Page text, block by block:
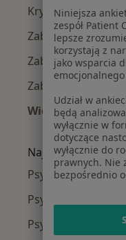
Kryzys
Zaburzenia
Zaburzenia
Zaburzenia
Więcej (15)
Więcej w
Najpopularniejsze
Psycholodzy z
Psycholodzy z
Psycholodzy z
Niniejsza
zespół Patient
lepsze
korzystają z
jako wsparcia
Udział w
będą
wyłącznie w
dotyczące
wyłącznie do
prawnych. Nie
bezpośrednio